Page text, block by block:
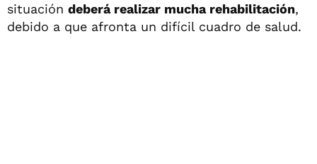
situación deberá realizar mucha rehabilitación,
debido a que afronta un difícil cuadro de salud.